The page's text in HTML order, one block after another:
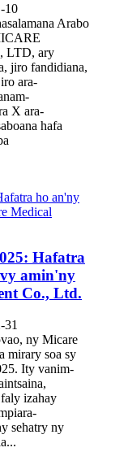
10
Arabo
LTD, ary
jiro fandidiana,
ara-
X ara-
hafa
Hafatra
amin'ny
Co., Ltd.
31
ny Micare
mirary soa sy
Ity vanim-
izahay
sehatry ny